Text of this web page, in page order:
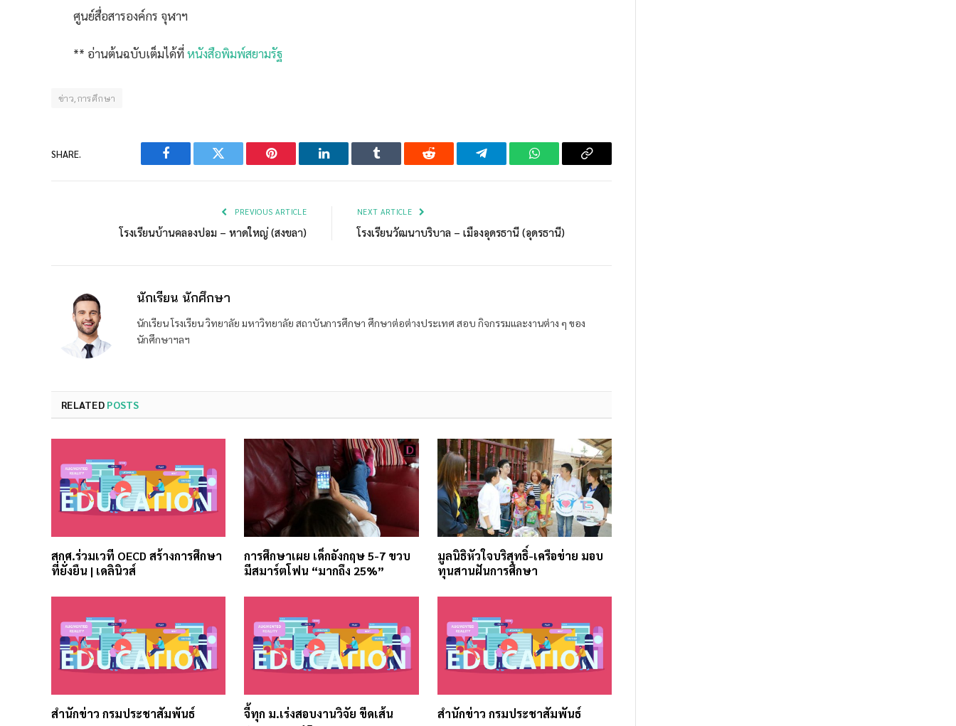
ศูนย์สื่อสารองค์กร จุฬาฯ
** อ่านต้นฉบับเต็มได้ที่หนังสือพิมพ์สยามรัฐ
ข่าว,การศึกษา
SHARE.
Facebook Twitter Pinterest LinkedIn Tumblr Reddit Telegram WhatsAppCopy
PREVIOUS ARTICLE
โรงเรียนบ้านคลองปอม – หาดใหญ่ (สงขลา)
NEXT ARTICLE
โรงเรียนวัฒนาบริบาล – เมืองอุดรธานี (อุดรธานี)
นักเรียน นักศึกษา
นักเรียน โรงเรียน วิทยาลัย มหาวิทยาลัย สถาบันการศึกษา ศึกษาต่อต่างประเทศ สอบ กิจกรรมและงานต่าง ๆ ของ
นักศึกษาฯลฯ
RELATED POSTS
สกศ.ร่วมเวที OECD สร้างการศึกษา
ที่ยั่งยืน | เดลินิวส์
การศึกษาเผย เด็กอังกฤษ 5-7 ขวบ
มีสมาร์ตโฟน “มากถึง 25%”
มูลนิธิหัวใจบริสุทธิ์-เครือข่าย มอบ
ทุนสานฝันการศึกษา
สำนักข่าว กรมประชาสัมพันธ์
จี้ทุก ม.เร่งสอบงานวิจัย ขีดเส้น
สำนักข่าว กรมประชาสัมพันธ์